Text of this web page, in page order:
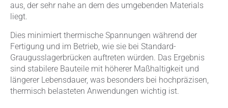
aus, der sehr nahe an dem des umgebenden Materials
liegt.
Dies minimiert thermische Spannungen während der
Fertigung und im Betrieb, wie sie bei Standard-
Graugusslagerbrücken auftreten würden. Das Ergebnis
sind stabilere Bauteile mit höherer Maßhaltigkeit und
längerer Lebensdauer, was besonders bei hochpräzisen,
thermisch belasteten Anwendungen wichtig ist.